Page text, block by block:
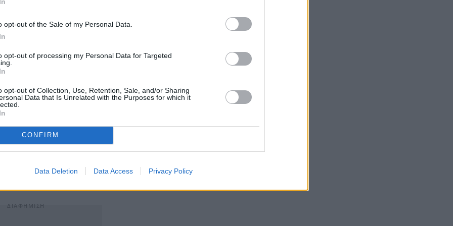
opt-out of the Sale of my Personal Data.
opt-out of processing my Personal Data for Targeted
opt-out of Collection, Use, Retention, Sale, and/or Sharing
Data that Is Unrelated with the Purposes for which it
CONFIRM
Data Deletion Data Access Privacy Policy
θυρίδων προβλέφθηκε από τον ν. 4637/2019, που
με διάταξη του οποίου τέθηκαν
για την εκδίκαση των συγκεκριμένων υποθέσεων.
Ποινικού Κώδικα, Κώδικα Ποινικής Δικονομίας
των περιουσιακών στοιχείων των προσώπων
να παρατείνεται πέραν των 18 μηνών, με
και για την προσωποκράτηση, όταν διαπράττονται